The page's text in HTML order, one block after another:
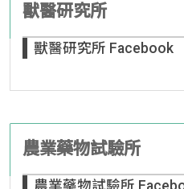
獸醫研究所
獸醫研究所 Facebook
農業藥物試驗所
農業藥物試驗所